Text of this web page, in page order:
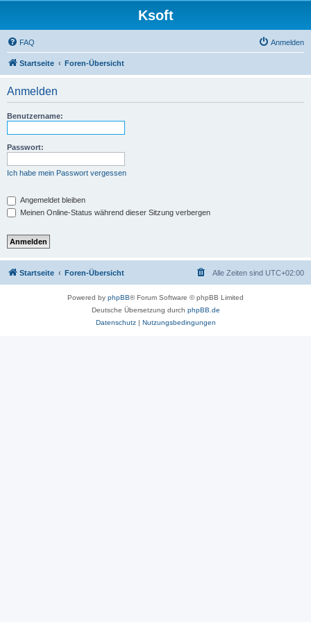
Ksoft
FAQ Anmelden
Startseite Foren-Übersicht
Anmelden
Benutzername:
Passwort:
Ich habe mein Passwort vergessen
Angemeldet bleiben
Meinen Online-Status während dieser Sitzung verbergen
Startseite Foren-Übersicht Alle Zeiten sind UTC+02:00
Powered by phpBB® Forum Software © phpBB Limited
Deutsche Übersetzung durch phpBB.de
Datenschutz| Nutzungsbedingungen